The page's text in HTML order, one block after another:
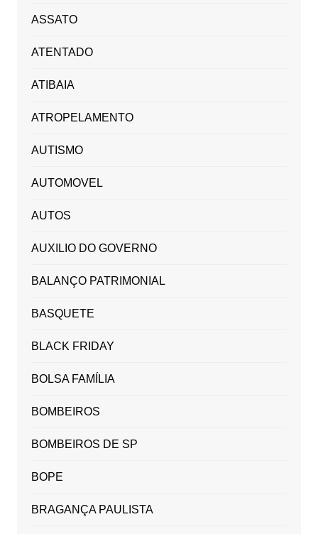
ASSATO
ATENTADO
ATIBAIA
ATROPELAMENTO
AUTISMO
AUTOMOVEL
AUTOS
AUXILIO DO GOVERNO
BALANÇO PATRIMONIAL
BASQUETE
BLACK FRIDAY
BOLSA FAMÍLIA
BOMBEIROS
BOMBEIROS DE SP
BOPE
BRAGANÇA PAULISTA